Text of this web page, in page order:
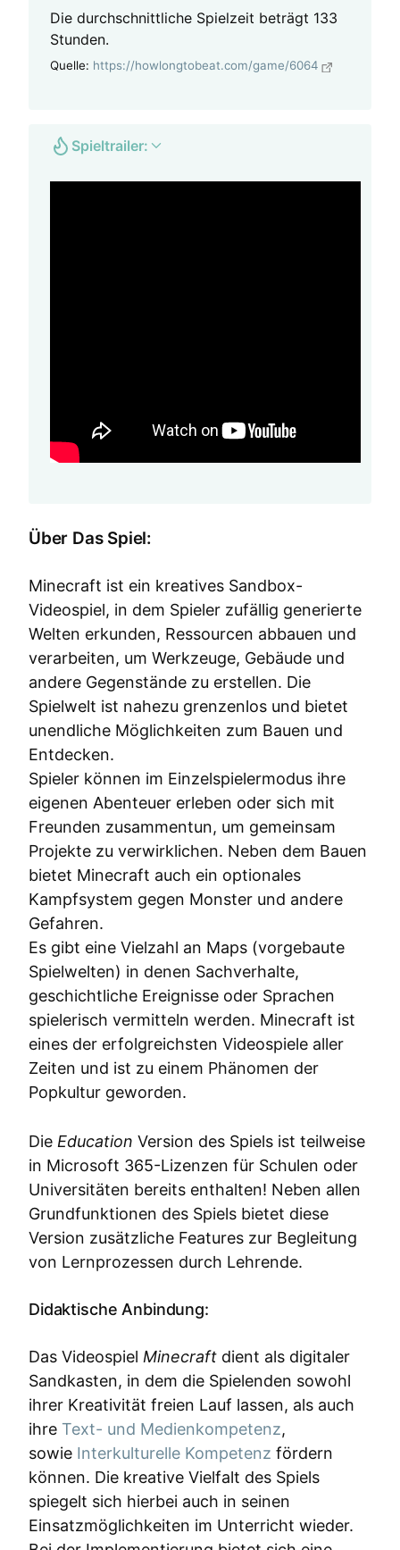
Die durchschnittliche Spielzeit beträgt 133
Stunden.
Quelle: https://howlongtobeat.com/game/6064
Spieltrailer:
Über Das Spiel:
Minecraft ist ein kreatives Sandbox-
Videospiel, in dem Spieler zufällig generierte
Welten erkunden, Ressourcen abbauen und
verarbeiten, um Werkzeuge, Gebäude und
andere Gegenstände zu erstellen. Die
Spielwelt ist nahezu grenzenlos und bietet
unendliche Möglichkeiten zum Bauen und
Entdecken.
Spieler können im Einzelspielermodus ihre
eigenen Abenteuer erleben oder sich mit
Freunden zusammentun, um gemeinsam
Projekte zu verwirklichen. Neben dem Bauen
bietet Minecraft auch ein optionales
Kampfsystem gegen Monster und andere
Gefahren.
Es gibt eine Vielzahl an Maps (vorgebaute
Spielwelten) in denen Sachverhalte,
geschichtliche Ereignisse oder Sprachen
spielerisch vermitteln werden. Minecraft ist
eines der erfolgreichsten Videospiele aller
Zeiten und ist zu einem Phänomen der
Popkultur geworden.
Die Education Version des Spiels ist teilweise
in Microsoft 365-Lizenzen für Schulen oder
Universitäten bereits enthalten! Neben allen
Grundfunktionen des Spiels bietet diese
Version zusätzliche Features zur Begleitung
von Lernprozessen durch Lehrende.
Didaktische Anbindung:
Das Videospiel Minecraft dient als digitaler
Sandkasten, in dem die Spielenden sowohl
ihrer Kreativität freien Lauf lassen, als auch
ihre Text- und Medienkompetenz,
sowie Interkulturelle Kompetenz fördern
können. Die kreative Vielfalt des Spiels
spiegelt sich hierbei auch in seinen
Einsatzmöglichkeiten im Unterricht wieder.